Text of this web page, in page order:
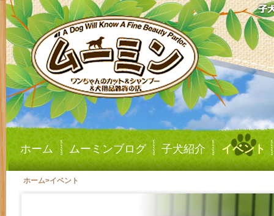
ホーム ムーミンブログ 子犬紹介 イベント
ホーム>イベント